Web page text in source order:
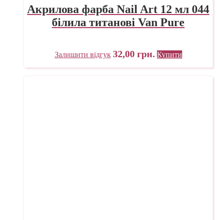
Акрилова фарба Nail Art 12 мл 044
білила титанові Van Pure
Залишити відгук 32,00 грн. Купити